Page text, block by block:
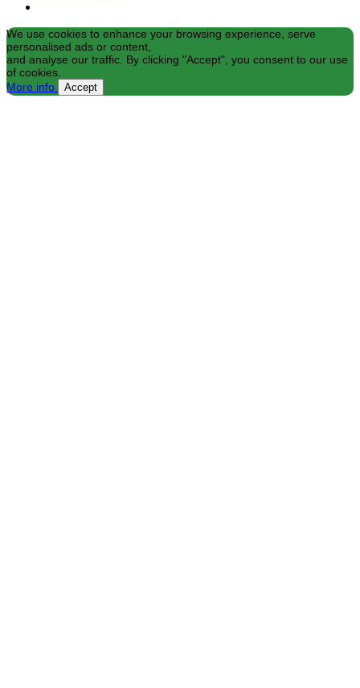
We use cookies to enhance your browsing experience, serve
personalised ads or content,
and analyse our traffic. By clicking "Accept", you consent to our use
of cookies.
More info
Accept